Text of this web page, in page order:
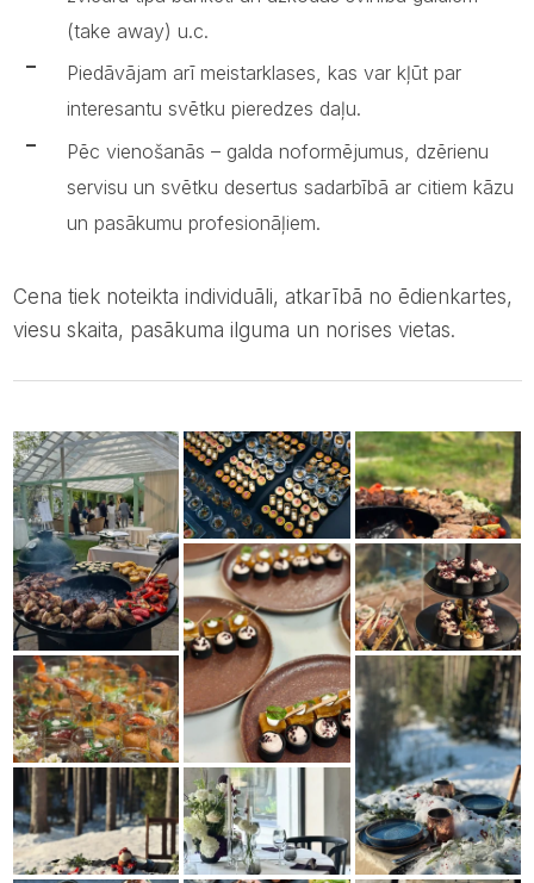
(take away) u.c.
Piedāvājam arī meistarklases, kas var kļūt par
interesantu svētku pieredzes daļu.
Pēc vienošanās – galda noformējumus, dzērienu
servisu un svētku desertus sadarbībā ar citiem kāzu
un pasākumu profesionāļiem.
Cena tiek noteikta individuāli, atkarībā no ēdienkartes,
viesu skaita, pasākuma ilguma un norises vietas.